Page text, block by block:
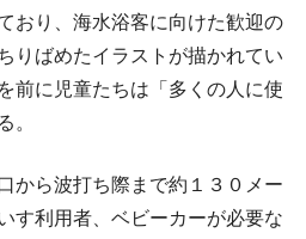
おり、海水浴客に向けた歓迎の
りばめたイラストが描かれてい
前に児童たちは「多くの人に使
。
から波打ち際まで約１３０メー
す利用者、ベビーカーが必要な